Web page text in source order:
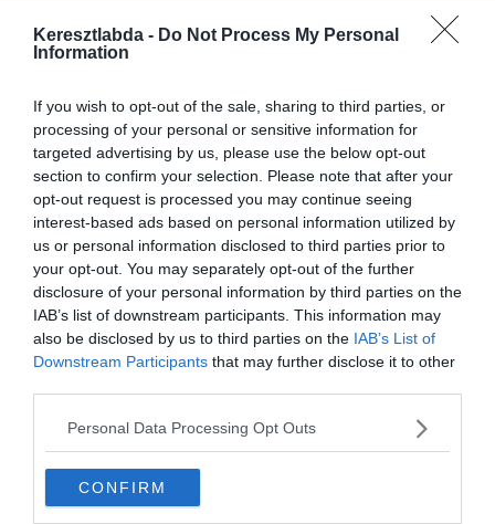
Keresztlabda - Do Not Process My Personal
Information
If you wish to opt-out of the sale, sharing to third parties, or
processing of your personal or sensitive information for
targeted advertising by us, please use the below opt-out
section to confirm your selection. Please note that after your
opt-out request is processed you may continue seeing
interest-based ads based on personal information utilized by
us or personal information disclosed to third parties prior to
your opt-out. You may separately opt-out of the further
disclosure of your personal information by third parties on the
IAB’s list of downstream participants. This information may
also be disclosed by us to third parties on the IAB’s List of
Downstream Participants that may further disclose it to other
Personal Data Processing Opt Outs
CONFIRM
Ha érdekelnek további kvízekitt megtalálod őket, illetve
csatlakozhatsz Facebookcsoportunkhoz is.
0%
A világ legmélyebb árka a
Mariana-árok, amelynek
a legmélyebb pontja
meghaladja a 11
kilómétert.